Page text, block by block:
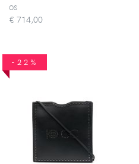
OS
€ 714,00
-22%